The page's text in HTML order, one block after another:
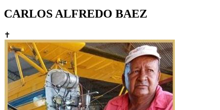
CARLOS ALFREDO BAEZ
✝